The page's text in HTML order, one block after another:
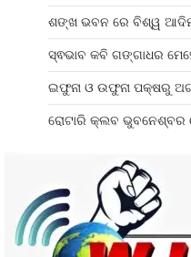
ଶଙ୍ଖ ଭବନ ରେ ବିଶ୍ୱ ଆଦିମ
ସ୍ଵଭାବ କବି ଗଙ୍ଗାଧର
ଇଫୁନା ଓ ଉଫୁନା ପକ୍ଷରୁ
ରୋଟାରି କ୍ଲବ ଭୁବନେଶ୍ବର